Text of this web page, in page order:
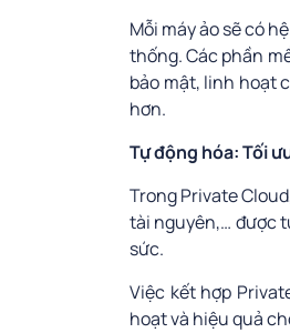
Mỗi máy ảo sẽ có
thống. Các phần
bảo mật, linh hoạt
hơn.
Tự động hóa: Tối
Trong Private
tài nguyên,… được
sức.
Việc kết hợp
hoạt và hiệu quả